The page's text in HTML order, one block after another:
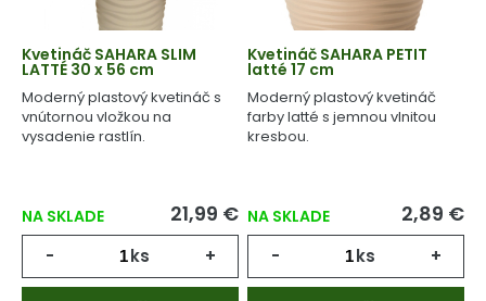
Kvetináč SAHARA SLIM
LATTÉ 30 x 56 cm
Moderný plastový kvetináč s
vnútornou vložkou na
vysadenie rastlín.
NA SKLADE 21,99 €
- ks +
Kvetináč SAHARA PETIT
latté 17 cm
Moderný plastový kvetináč
farby latté s jemnou vlnitou
kresbou.
NA SKLADE 2,89 €
- ks +